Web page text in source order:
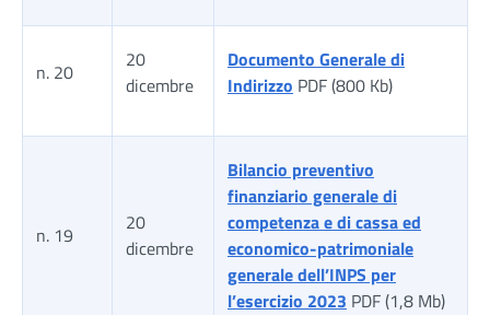
n. 20
20
dicembre
Documento Generale di
Indirizzo PDF (800 Kb)
n. 19
20
dicembre
Bilancio preventivo
finanziario generale di
competenza e di cassa ed
economico-patrimoniale
generale dell’INPS per
l’esercizio 2023 PDF (1,8 Mb)